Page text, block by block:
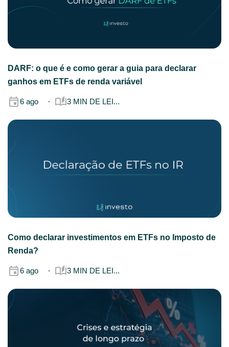
DARF: o que é e como gerar a guia para declarar
ganhos em ETFs de renda variável
6 ago 3 MIN DE LEI...
Como declarar investimentos em ETFs no Imposto de
Renda?
6 ago 3 MIN DE LEI...